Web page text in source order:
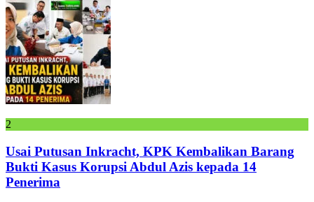
2
Usai Putusan Inkracht, KPK Kembalikan Barang
Bukti Kasus Korupsi Abdul Azis kepada 14
Penerima